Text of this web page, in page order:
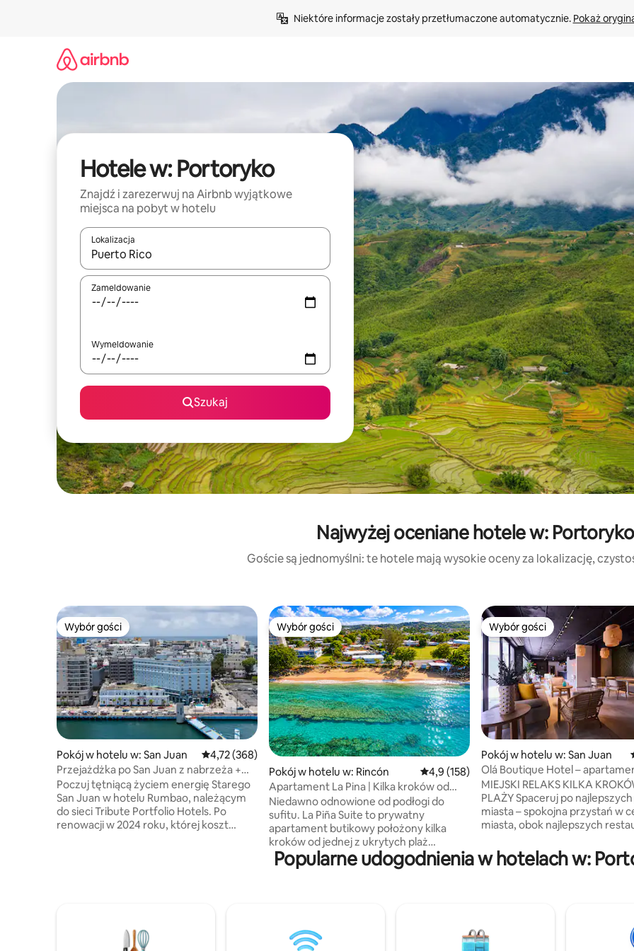
Niektóre informacje zostały przetłumaczone automatycznie. Pokaż
Hotele w: Portoryko
Znajdź i zarezerwuj na Airbnb wyjątkowe
miejsca na pobyt w hotelu
Lokalizacja
Gdy wyniki będą dostępne, możesz poruszać się po nich za pomocą klawiszy strzałek w górę i w dół lub przeglądać je
Zameldowanie
Wymeldowanie
Szukaj
Najwyżej oceniane hotele w: Portoryko
Goście są jednomyślni: te hotele mają wysokie oceny za lokalizację,
Wybór gości
Wybór gości
Pokój w hotelu w: San Juan Średnia ocena: 4,72 na 5, liczba recenzji: 368
4,72 (368)
Przejażdżka po San Juan z nabrzeża +
posiłek, basen na dachu
Poczuj tętniącą życiem energię Starego
San Juan w hotelu Rumbao, należącym
do sieci Tribute Portfolio Hotels. Po
renowacji w 2024 roku, której koszt
wyrazistymi smakami w Kueros Island
Bar & Kitchen oraz korzystać
Wybór gości
Wybór gości
Pokój w hotelu w: Rincón Średnia ocena: 4,9 na 5, liczba recenzji: 158
4,9 (158)
Apartament La Pina | Kilka kroków od
plaży
Niedawno odnowione od podłogi do
sufitu. La Piña Suite to prywatny
apartament butikowy położony kilka
kroków od jednej z ukrytych plaż
w Rincon. Ten niedawno odnowiony
apartament z 2 sypialniami wyposażony
prywatny prysznic z deszczownicą oraz
Wybór gości
Wybór gości
Pokój w hotelu w: San Juan
Olá Boutique Hotel –
śniadanie
MIEJSKI RELAKS KILKA
PLAŻY Spaceruj po najlepszych plażach
miasta – spokojna przystań w
miasta, obok najlepszych
najstarszego miasta na
San Juan, gdzie fontanny i
niesamowitą klimatyzacją i
udogodnieniami, które
Popularne udogodnienia w hotelach w: